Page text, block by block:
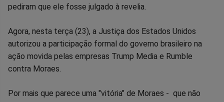
pediram que ele fosse julgado à revelia.
Agora, nesta terça (23), a Justiça dos Estados Unidos
autorizou a participação formal do governo brasileiro na
ação movida pelas empresas Trump Media e Rumble
contra Moraes.
Por mais que parece uma "vitória" de Moraes - que não